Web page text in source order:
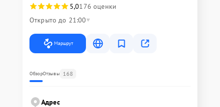
5,0176 оценки
Открыто до 21:00
Маршрут
ОбзорОтзывы 168
Адрес